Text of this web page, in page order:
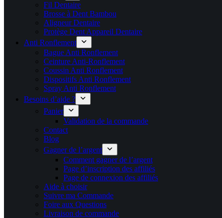
Fil Dentaire
Brosse à Dent Bambou
Aligneur Dentaire
Protège Dent Appareil Dentaire
Anti Ronflement
Bague Anti Ronflement
Ceinture Anti-Ronflement
Coussin Anti Ronflement
Dispositifs Anti Ronflement
Spray Anti Ronflement
Besoins d’aide ?
Panier
Validation de la commande
Contact
Blog
Gagner de l’argent
Comment gagner de l’argent
Page d’inscription des affiliés
Page de connexion des affiliés
Aide à choisir
Suivre ma Commande
Foire aux Questions
Livraison de commande